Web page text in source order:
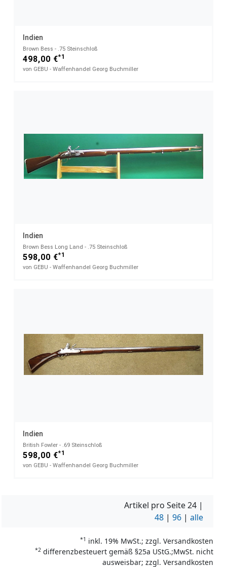
Indien
Brown Bess - .75 Steinschloß
498,00 €*1
von GEBU - Waffenhandel Georg Buchmiller
Indien
Brown Bess Long Land - .75 Steinschloß
598,00 €*1
von GEBU - Waffenhandel Georg Buchmiller
Indien
British Fowler - .69 Steinschloß
598,00 €*1
von GEBU - Waffenhandel Georg Buchmiller
Artikel pro Seite24 |
48 | 96 | alle
*1 inkl. 19% MwSt.; zzgl. Versandkosten
*2 differenzbesteuert gemäß §25a UStG.;MwSt. nicht
ausweisbar; zzgl. Versandkosten